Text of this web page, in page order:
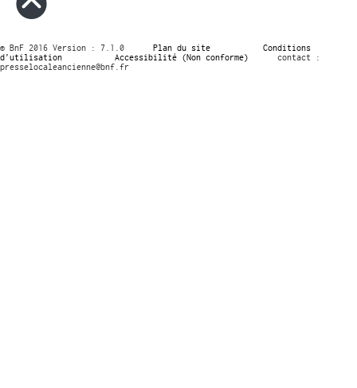
© BnF 2016 Version : 7.1.0 Plan du site
Conditions
d’utilisation
Accessibilité (Non conforme)
contact :
presselocaleancienne@bnf.fr